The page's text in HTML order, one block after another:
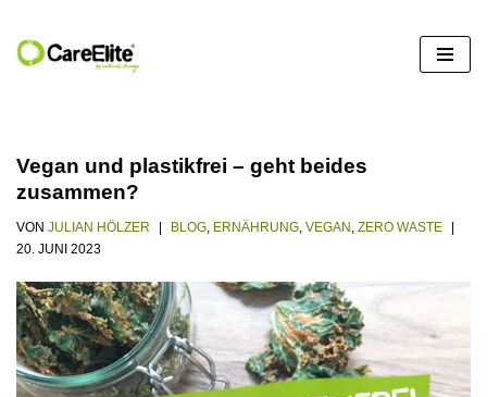
Vegan und plastikfrei – geht beides
zusammen?
VON JULIAN HÖLZER BLOG ERNÄHRUNG VEGAN ZERO WASTE
20. JUNI 2023